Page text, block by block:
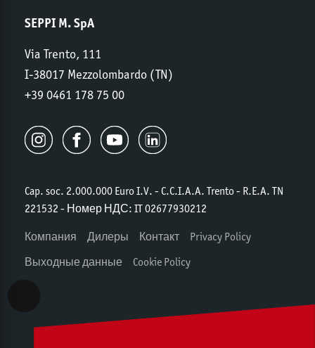
SEPPI M. SpA
Via Trento, 111
I-38017 Mezzolombardo (TN)
+39 0461 178 75 00
Cap. soc. 2.000.000 Euro I.V. - C.C.I.A.A. Trento - R.E.A. TN
221532 - Номер НДС: IT 02677930212
Компания Дилеры Контакт
Privacy Policy
Выходные данные
Cookie Policy